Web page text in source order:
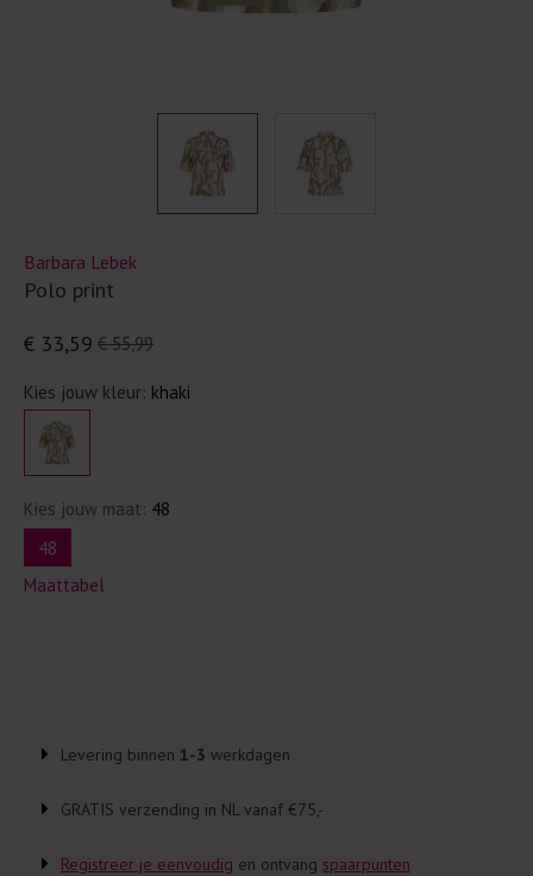
Barbara Lebek
Polo print
€ 55,99
€ 33,59
Kies jouw kleur: khaki
Kies jouw maat: 48
48
Maattabel
Levering binnen 1-3 werkdagen
GRATIS verzending in NL vanaf €75,-
Registreer je eenvoudig en ontvang spaarpunten